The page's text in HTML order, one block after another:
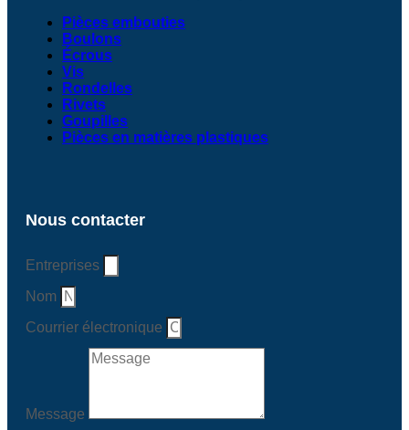
Pièces embouties
Boulons
Écrous
Vis
Rondelles
Rivets
Goupilles
Pièces en matières plastiques
Nous contacter
Entreprises
Nom
Courrier électronique
Message